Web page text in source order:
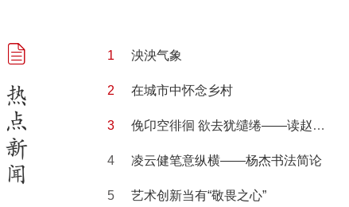
热
点
新
闻
泱泱气象
在城市中怀念乡村
俛卬空徘徊 欲去犹缱绻——读赵皓滢油画“老墙”系列作品
凌云健笔意纵横——杨杰书法简论
艺术创新当有“敬畏之心”